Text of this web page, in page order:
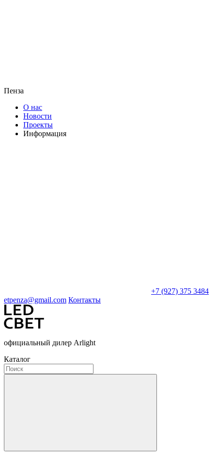
Пенза
О нас
Новости
Проекты
Информация
+7 (927) 375 3484
etpenza@gmail.com Контакты
официальный дилер Arlight
Каталог